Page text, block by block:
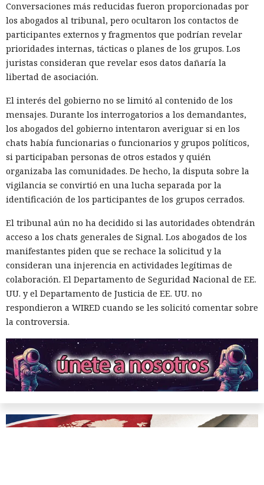
vulnerables y robar secretos. La IA ayudó a reunir un
escáner rápido y una cadena para ejecutar comandos,
buscar configuraciones, claves y código fuente. La lista
inicial contenía 9180 hosts, y los materiales asociados
apuntaban al procesamiento de decenas de millones de
URL. Talos encontró datos recopilados de al menos 54
Los investigadores atribuyen el resultado no solo a las
capacidades de los modelos sino también a las habilidades
de los operadores. Los novatos obtienen herramientas que
funcionan pero son inestables, mientras que los atacantes
preparados amplían notablemente sus capacidades gracias
a la IA. La empresa aconseja prepararse para un aumento
en el número de vulnerabilidades e incidentes y usar
de seguridad) para identificar más rápidamente señales
significativas.
Los cazadores se convirtieron
en presa: un investigador espió
durante dos años a hackers de
Corea del Norte a través de sus
propios chats de trabajo.
10:18 / 09.08.2026
Ciberdelincuentes buscaban carteras de criptomonedas
mientras un desconocido permanecía sentado a sus
Conversaciones más reducidas fueron proporcionadas por
los abogados al tribunal, pero ocultaron los contactos de
participantes externos y fragmentos que podrían revelar
prioridades internas, tácticas o planes de los grupos. Los
juristas consideran que revelar esos datos dañaría la
libertad de asociación.
El interés del gobierno no se limitó al contenido de los
mensajes. Durante los interrogatorios a los demandantes,
los abogados del gobierno intentaron averiguar si en los
chats había funcionarias o funcionarios y grupos políticos,
si participaban personas de otros estados y quién
organizaba las comunidades. De hecho, la disputa sobre la
vigilancia se convirtió en una lucha separada por la
identificación de los participantes de los grupos cerrados.
El tribunal aún no ha decidido si las autoridades obtendrán
acceso a los chats generales de Signal. Los abogados de los
manifestantes piden que se rechace la solicitud y la
consideran una injerencia en actividades legítimas de
colaboración. El Departamento de Seguridad Nacional de EE.
UU. y el Departamento de Justicia de EE. UU. no
respondieron a WIRED cuando se les solicitó comentar sobre
la controversia.